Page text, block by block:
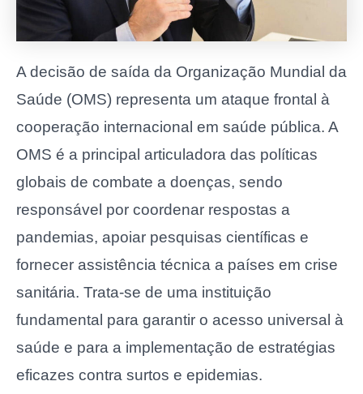
A decisão de saída da Organização Mundial da
Saúde (OMS) representa um ataque frontal à
cooperação internacional em saúde pública. A
OMS é a principal articuladora das políticas
globais de combate a doenças, sendo
responsável por coordenar respostas a
pandemias, apoiar pesquisas científicas e
fornecer assistência técnica a países em crise
sanitária. Trata-se de uma instituição
fundamental para garantir o acesso universal à
saúde e para a implementação de estratégias
eficazes contra surtos e epidemias.